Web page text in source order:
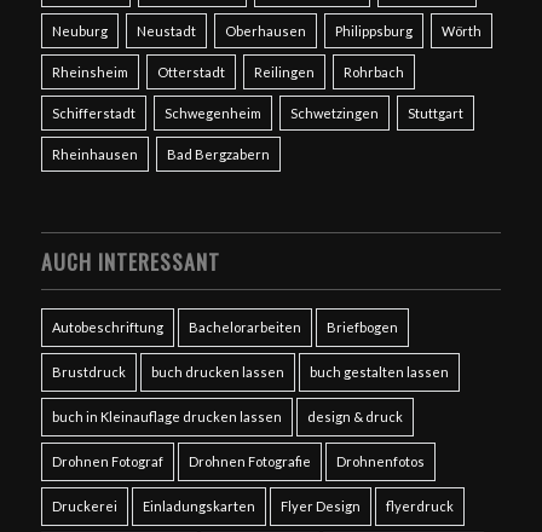
Neuburg Neustadt Oberhausen Philippsburg Wörth
Rheinsheim Otterstadt Reilingen Rohrbach
Schifferstadt Schwegenheim Schwetzingen Stuttgart
Rheinhausen Bad Bergzabern
AUCH INTERESSANT
Autobeschriftung Bachelorarbeiten Briefbogen
Brustdruck buch drucken lassen buch gestalten lassen
buch in Kleinauflage drucken lassen design & druck
Drohnen Fotograf Drohnen Fotografie Drohnenfotos
Druckerei Einladungskarten Flyer Design flyerdruck